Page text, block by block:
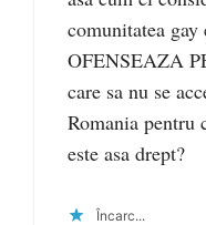
comunitatea
OFENSEAZA
care sa nu se
Romania
este asa drept?
Încarc...